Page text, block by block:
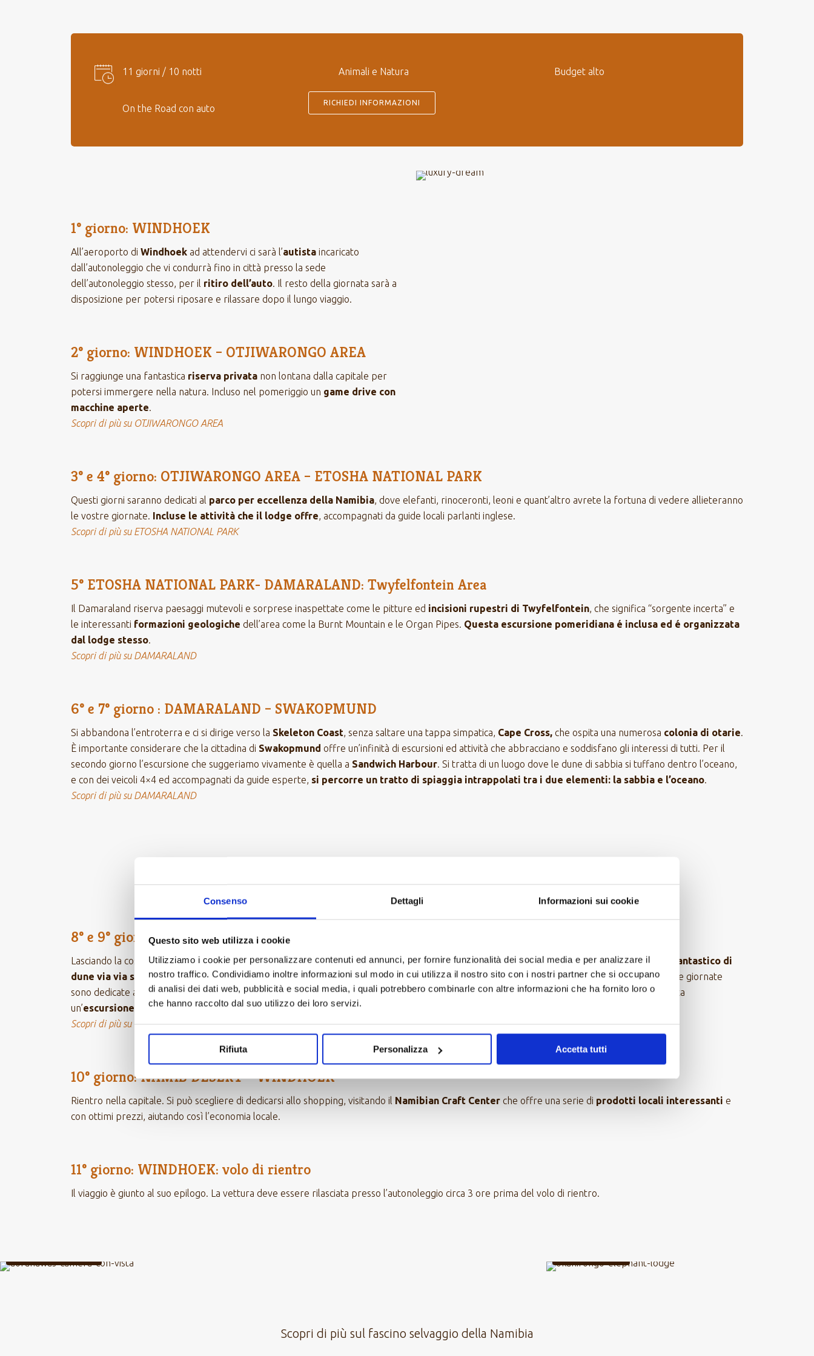
Consenso Dettagli Informazioni sui cookie
Questo sito web utilizza i cookie
Utilizziamo i cookie per personalizzare contenuti ed annunci, per fornire funzionalità dei social media e per analizzare il
nostro traffico. Condividiamo inoltre informazioni sul modo in cui utilizza il nostro sito con i nostri partner che si occupano
di analisi dei dati web, pubblicità e social media, i quali potrebbero combinarle con altre informazioni che ha fornito loro o
che hanno raccolto dal suo utilizzo dei loro servizi.
Rifiuta Personalizza Accetta tutti
11 giorni / 10 notti
On the Road con auto
Animali e Natura
RICHIEDI INFORMAZIONI
Budget alto
1° giorno: WINDHOEK
All’aeroporto di Windhoek ad attendervi ci sarà l’autista incaricato
dall’autonoleggio che vi condurrà fino in città presso la sede
dell’autonoleggio stesso, per il ritiro dell’auto. Il resto della giornata sarà a
disposizione per potersi riposare e rilassare dopo il lungo viaggio.
2° giorno: WINDHOEK – OTJIWARONGO AREA
Si raggiunge una fantastica riserva privata non lontana dalla capitale per
potersi immergere nella natura. Incluso nel pomeriggio un game drive con
macchine aperte.
Scopri di più su OTJIWARONGO AREA
3° e 4° giorno: OTJIWARONGO AREA – ETOSHA NATIONAL PARK
Questi giorni saranno dedicati al parco per eccellenza della Namibia, dove elefanti, rinoceronti, leoni e quant’altro avrete la fortuna di vedere allieteranno
le vostre giornate. Incluse le attività che il lodge offre, accompagnati da guide locali parlanti inglese.
Scopri di più su ETOSHA NATIONAL PARK
5° ETOSHA NATIONAL PARK- DAMARALAND: Twyfelfontein Area
Il Damaraland riserva paesaggi mutevoli e sorprese inaspettate come le pitture ed incisioni rupestri di Twyfelfontein, che significa “sorgente incerta” e
le interessanti formazioni geologiche dell’area come la Burnt Mountain e le Organ Pipes. Questa escursione pomeridiana é inclusa ed é organizzata
dal lodge stesso.
Scopri di più su DAMARALAND
6° e 7° giorno : DAMARALAND – SWAKOPMUND
Si abbandona l’entroterra e ci si dirige verso la Skeleton Coast, senza saltare una tappa simpatica, Cape Cross, che ospita una numerosa colonia di otarie.
È importante considerare che la cittadina di Swakopmund offre un’infinità di escursioni ed attività che abbracciano e soddisfano gli interessi di tutti. Per il
secondo giorno l’escursione che suggeriamo vivamente è quella a Sandwich Harbour. Si tratta di un luogo dove le dune di sabbia si tuffano dentro l’oceano,
e con dei veicoli 4×4 ed accompagnati da guide esperte, si percorre un tratto di spiaggia intrappolati tra i due elementi: la sabbia e l’oceano.
Scopri di più su DAMARALAND
8° e 9° giorno: SWAKOPMUND – NAMIB DESERT: Sesriem area
Lasciando la costa ci si dirige, passando dal Namib Naukluft Park, verso la meta forse più ambita della Namibia: ci si addentra in unoscenario fantastico di
dune via via sempre più alte. Oltre alle dune è incredibile lo spettacolo offerto dallaDeadvlei, “il lago morto”, sovrastato dal “Big Papa
”. Le giornate
sono dedicate alla spettacolare natura che sottolinea la maestosità e l’imponenza del deserto più antico del mondo. Il secondo giorno è prevista
un’escursione organizzata dal lodgealla scoperta di questo meraviglioso mondo fatto di granelli di sabbia.
Scopri di più su NAMIB DESERT
10° giorno: NAMIB DESERT – WINDHOEK
Rientro nella capitale. Si può scegliere di dedicarsi allo shopping, visitando il Namibian Craft Center che offre una serie di prodotti locali interessanti e
con ottimi prezzi, aiutando così l’economia locale.
11° giorno: WINDHOEK: volo di rientro
Il viaggio è giunto al suo epilogo. La vettura deve essere rilasciata presso l’autonoleggio circa 3 ore prima del volo di rientro.
Scopri di più sul fascino selvaggio della Namibia